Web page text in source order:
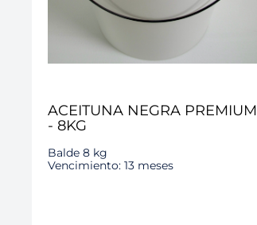
ACEITUNA NEGRA PREMIUM
- 8KG
Balde 8 kg
Vencimiento: 13 meses